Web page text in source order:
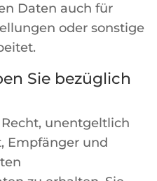
Daten auch für
oder sonstige
Sie bezüglich
unentgeltlich
Empfänger und